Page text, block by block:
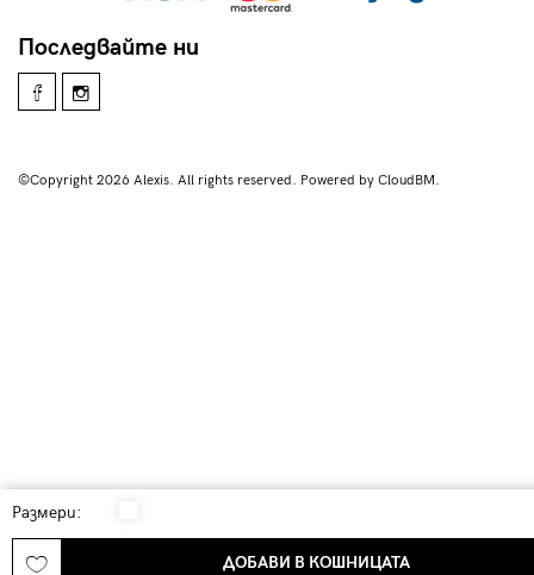
Размери:
ДОБАВИ В КОШНИЦАТА
Последвайте ни
©Copyright 2026 Alexis. All rights reserved. Powered by CloudBM.